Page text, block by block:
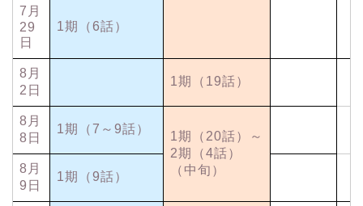
7月
29
日
1期（6話）
8月
2日
1期（19話）
8月
8日
1期（7～9話）
1期（20話）～
2期（4話）
（中旬）
8月
9日
1期（9話）